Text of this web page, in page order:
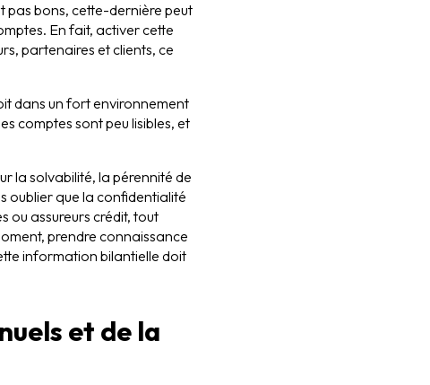
pas bons, cette-dernière peut
En fait, activer cette
partenaires et clients, ce
dans un fort environnement
comptes sont peu lisibles, et
la solvabilité, la pérennité de
oublier que la confidentialité
ou assureurs crédit, tout
prendre connaissance
information bilantielle doit
et de la